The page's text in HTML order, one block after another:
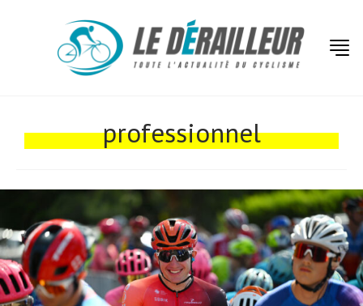
professionnel
Actualités
Tests de produits
Conseils
Tendances
Tous nos articles